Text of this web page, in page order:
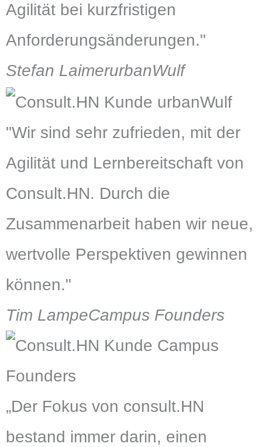
Agilität bei kurzfristigen
Anforderungsänderungen."
Stefan LaimerurbanWulf
"Wir sind sehr zufrieden, mit der
Agilität und Lernbereitschaft von
Consult.HN. Durch die
Zusammenarbeit haben wir neue,
wertvolle Perspektiven gewinnen
können."
Tim LampeCampus Founders
„Der Fokus von consult.HN
bestand immer darin, einen